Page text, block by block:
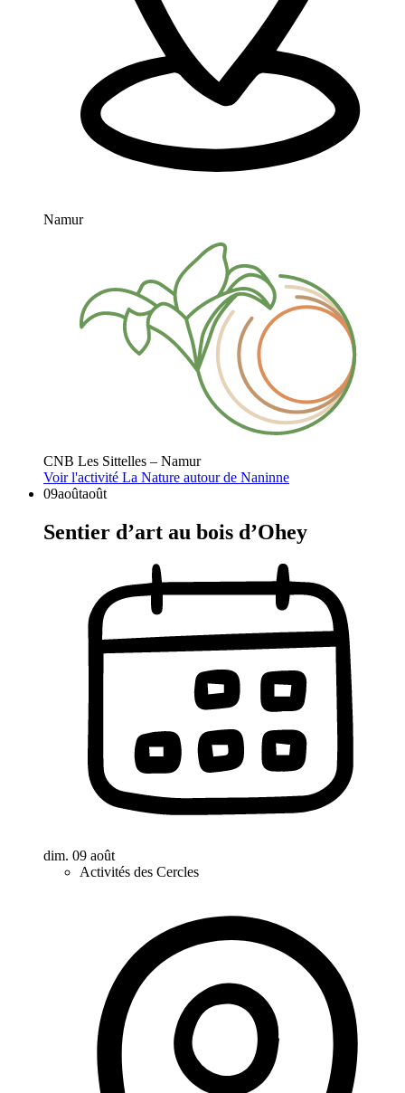
Namur
CNB Les Sittelles – Namur
Voir l'activité La Nature autour de Naninne
09aoûtaoût
Sentier d’art au bois d’Ohey
dim. 09 août
Activités des Cercles